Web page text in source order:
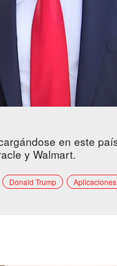
en este
y Walmart.
Donald Trump Aplicaciones